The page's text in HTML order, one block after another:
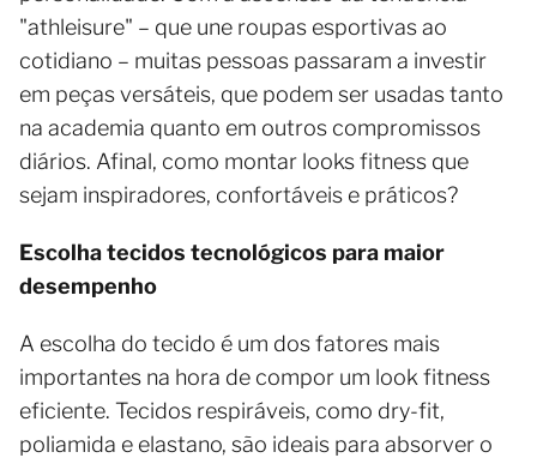
"athleisure" – que une roupas esportivas ao
cotidiano – muitas pessoas passaram a investir
em peças versáteis, que podem ser usadas tanto
na academia quanto em outros compromissos
diários. Afinal, como montar looks fitness que
sejam inspiradores, confortáveis e práticos?
Escolha tecidos tecnológicos para maior
desempenho
A escolha do tecido é um dos fatores mais
importantes na hora de compor um look fitness
eficiente. Tecidos respiráveis, como dry-fit,
poliamida e elastano, são ideais para absorver o